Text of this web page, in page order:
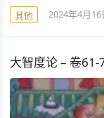
其他 2024年4月16
大智度论 – 卷61-